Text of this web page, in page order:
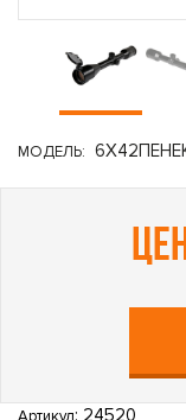
МОДЕЛЬ:
: 24520